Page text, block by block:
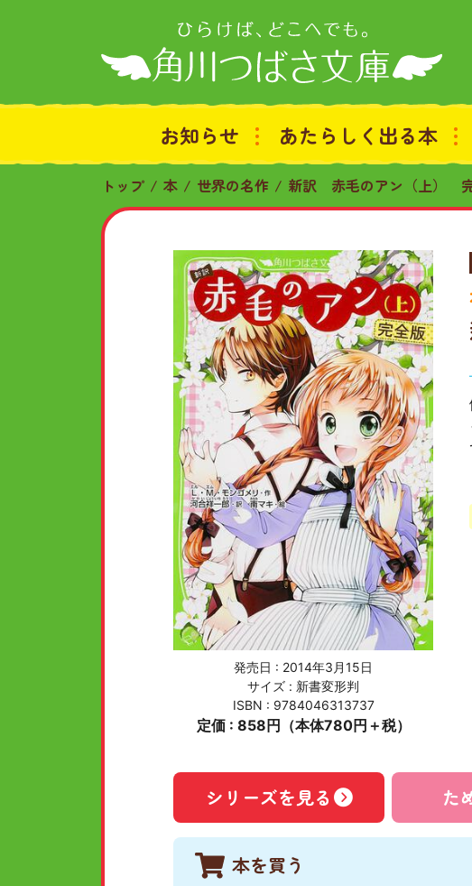
お知らせ あたらしく出る本
トップ 本 世界の名作 新訳 赤毛のアン（上）
発売日 : 2014年3月15日
サイズ : 新書変形判
ISBN : 9784046313737
定価 : 858円（本体780円＋税）
シリーズを見る た
本を買う